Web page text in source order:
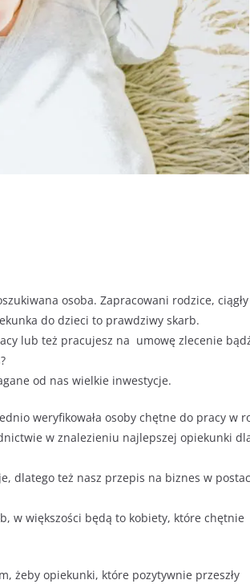
osoba. Zapracowani rodzice,
do dzieci to prawdziwy skarb.
lub też pracujesz na umowę zlecenie
od nas wielkie inwestycje.
weryfikowała osoby chętne do pracy w
w znalezieniu najlepszej opiekunki
dlatego też nasz przepis na biznes w
w większości będą to kobiety, które chętnie
żeby opiekunki, które pozytywnie przeszły